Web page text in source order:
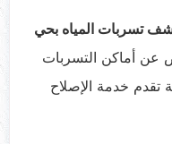
تسربات المياه بحي
عن أماكن التسربات
خدمة الإصلاح